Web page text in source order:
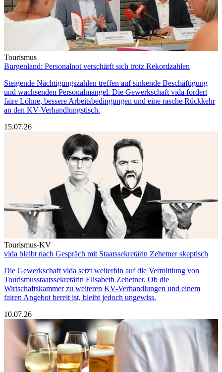
Tourismus
Burgenland: Personalnot verschärft sich trotz Rekordzahlen
Steigende Nächtigungszahlen treffen auf sinkende Beschäftigung
und wachsenden Personalmangel. Die Gewerkschaft vida fordert
faire Löhne, bessere Arbeitsbedingungen und eine rasche Rückkehr
an den KV-Verhandlungstisch.
15.07.26
Tourismus-KV
vida bleibt nach Gespräch mit Staatssekretärin Zehetner skeptisch
Die Gewerkschaft vida setzt weiterhin auf die Vermittlung von
Tourismusstaatssekretärin Elisabeth Zehetner. Ob die
Wirtschaftskammer zu weiteren KV-Verhandlungen und einem
fairen Angebot bereit ist, bleibt jedoch ungewiss.
10.07.26